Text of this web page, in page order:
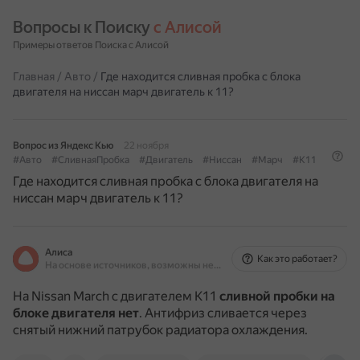
Вопросы к Поиску с Алисой
Примеры ответов Поиска с Алисой
Главная / Авто / Где находится сливная пробка с блока
двигателя на ниссан марч двигатель к 11?
Вопрос из Яндекс Кью
22 ноября
#Авто
#СливнаяПробка #Двигатель #Ниссан #Марч #К11
Где находится сливная пробка с блока двигателя на
ниссан марч двигатель к 11?
Алиса
На основе источников, возможны неточности
Как это работает?
На Nissan March с двигателем K11 сливной пробки на
блоке двигателя нет. Антифриз сливается через
снятый нижний патрубок радиатора охлаждения.